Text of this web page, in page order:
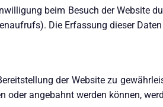
beim Besuch der Website
Die Erfassung dieser
der Website zu
oder angebahnt werden können,